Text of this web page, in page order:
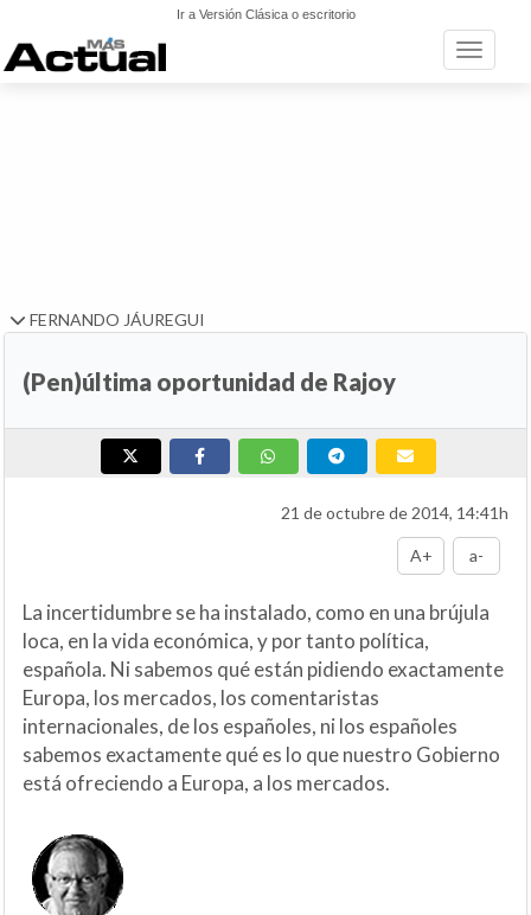
Ir a Versión Clásica o escritorio
Toggle
FERNANDO JÁUREGUI
(Pen)última oportunidad de Rajoy
21 de octubre de 2014, 14:41h
A+ a-
La incertidumbre se ha instalado, como en una brújula
loca, en la vida económica, y por tanto política,
española. Ni sabemos qué están pidiendo exactamente
Europa, los mercados, los comentaristas
internacionales, de los españoles, ni los españoles
sabemos exactamente qué es lo que nuestro Gobierno
está ofreciendo a Europa, a los mercados.